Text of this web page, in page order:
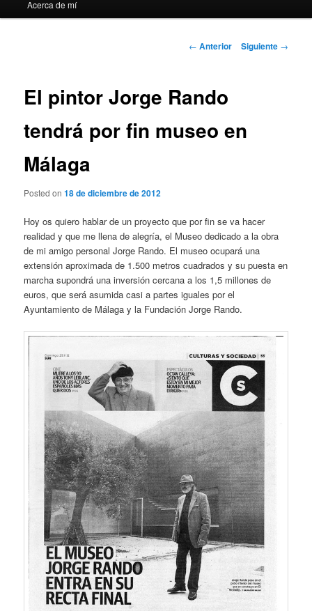
Acerca de mí
Navegación
← Anterior Siguiente →
El pintor Jorge Rando
tendrá por fin museo en
Málaga
Posted on18 de diciembre de 2012
Hoy os quiero hablar de un proyecto que por fin se va hacer
realidad y que me llena de alegría, el Museo dedicado a la obra
de mi amigo personal Jorge Rando. El museo ocupará una
extensión aproximada de 1.500 metros cuadrados y su puesta en
marcha supondrá una inversión cercana a los 1,5 millones de
euros, que será asumida casi a partes iguales por el
Ayuntamiento de Málaga y la Fundación Jorge Rando.